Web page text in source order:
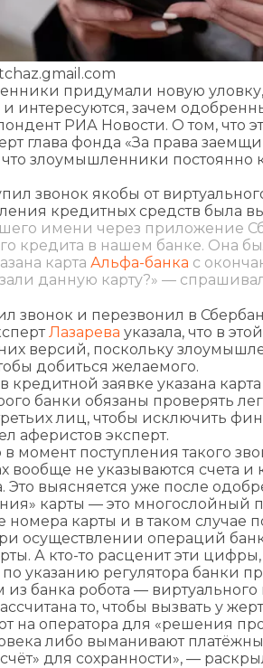
придумали новую уловку,
интересуются, зачем
РИА Новости. О том, что
глава фонда «За права
что злоумышленники
звонок якобы от
кредитных средств была
имени через приложение
кредита в нашем банке. Она
карта Альфа-банка с
данную карту?» —
звонок и перезвонил в
Лазарева указала, что в
версий, поскольку
добиться желаемого.
кредитной заявке указана
банки обязаны проверять
лиц, чтобы исключить
аферистов эксперт.
момент поступления такого
вообще не указываются счета
Это выясняется уже после
карты — это многослойный
номера карты и в таком случае
осуществлении операций
А кто-то расценит эти цифры,
по указанию регулятора банки
из банка робота —
то, чтобы вызвать у
на оператора для «решения
либо выманивают
для сохранности», —